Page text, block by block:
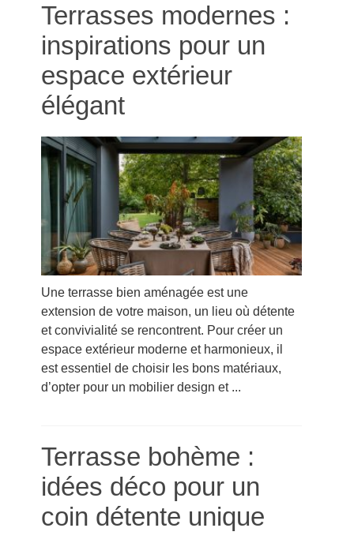
Terrasses modernes :
inspirations pour un
espace extérieur
élégant
Une terrasse bien aménagée est une
extension de votre maison, un lieu où détente
et convivialité se rencontrent. Pour créer un
espace extérieur moderne et harmonieux, il
est essentiel de choisir les bons matériaux,
d’opter pour un mobilier design et ...
Terrasse bohème :
idées déco pour un
coin détente unique